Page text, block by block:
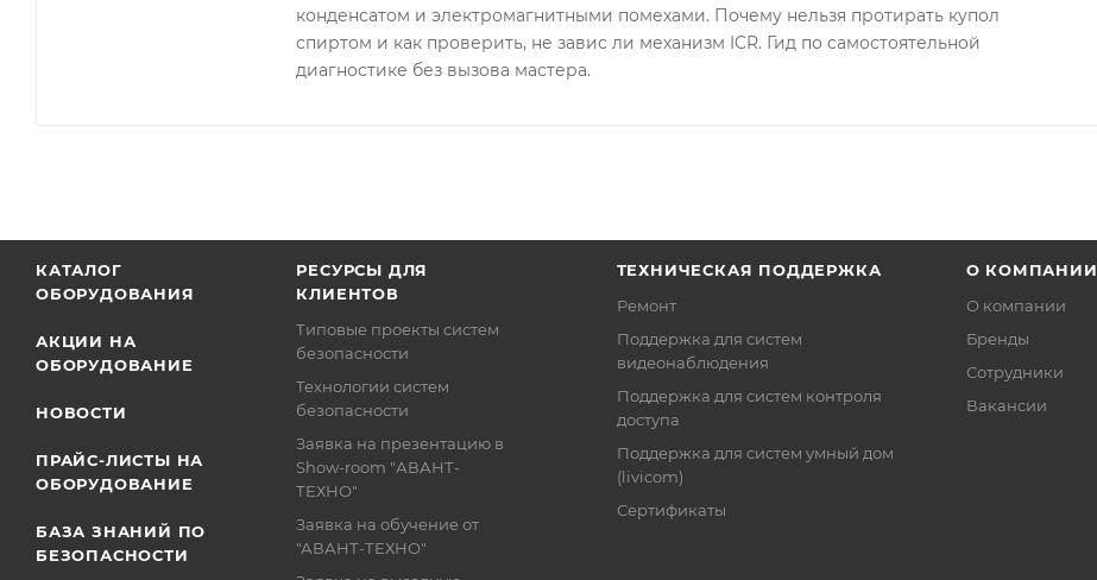
конденсатом и электромагнитными помехами. Почему нельзя протирать купол
спиртом и как проверить, не завис ли механизм ICR. Гид по самостоятельной
диагностике без вызова мастера.
КАТАЛОГ
ОБОРУДОВАНИЯ
АКЦИИ НА
ОБОРУДОВАНИЕ
НОВОСТИ
ПРАЙС-ЛИСТЫ НА
ОБОРУДОВАНИЕ
БАЗА ЗНАНИЙ ПО
БЕЗОПАСНОСТИ
РЕСУРСЫ ДЛЯ
КЛИЕНТОВ
Типовые проекты систем
безопасности
Технологии систем
безопасности
Заявка на презентацию в
Show-room "АВАНТ-
ТЕХНО"
Заявка на обучение от
"АВАНТ-ТЕХНО"
ТЕХНИЧЕСКАЯ ПОДДЕРЖКА
Ремонт
Поддержка для систем
видеонаблюдения
Поддержка для систем контроля
доступа
Поддержка для систем умный дом
(livicom)
Сертификаты
О КОМПАНИИ
О компании
Бренды
Сотрудники
Вакансии